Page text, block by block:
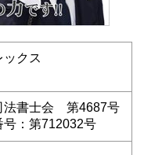
クス
書士会 第4687号
号：第712032号